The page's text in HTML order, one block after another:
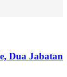
Dua Jabatan